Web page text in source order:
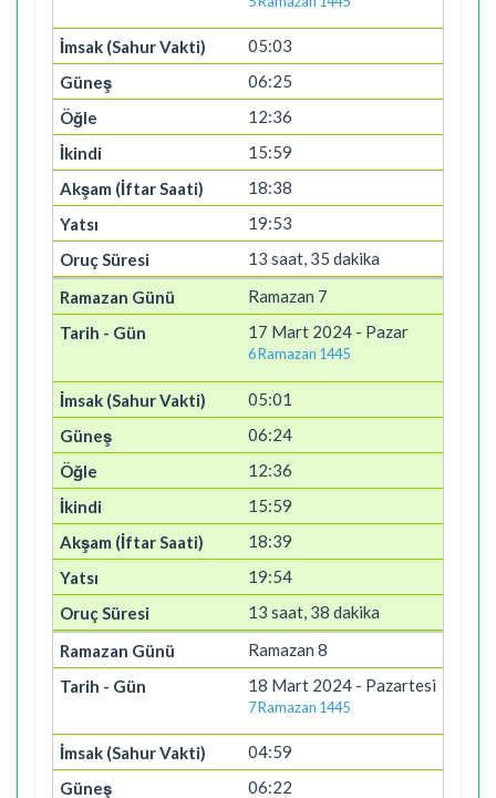
05:03
06:25
12:36
15:59
18:38
19:53
13 saat, 35 dakika
Ramazan 7
17 Mart 2024 - Pazar
6 Ramazan 1445
05:01
06:24
12:36
15:59
18:39
19:54
13 saat, 38 dakika
Ramazan 8
18 Mart 2024 - Pazartesi
7 Ramazan 1445
04:59
06:22